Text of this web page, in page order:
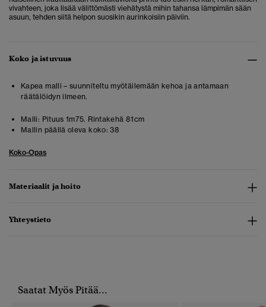
vivahteen, joka lisää välittömästi viehätystä mihin tahansa lämpimän sään
asuun, tehden siitä helpon suosikin aurinkoisiin päiviin.
Koko ja istuvuus
Kapea malli – suunniteltu myötäilemään kehoa ja antamaan
räätälöidyn ilmeen.
Malli: Pituus 1m75. Rintakehä 81cm
Mallin päällä oleva koko: 38
Koko-Opas
Materiaalit ja hoito
Yhteystieto
Saatat Myös Pitää...